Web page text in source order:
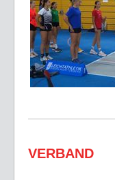
VERBAND